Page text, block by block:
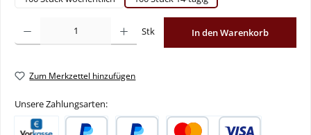
Stk In den Warenkorb
Zum Merkzettel hinzufügen
Unsere Zahlungsarten: